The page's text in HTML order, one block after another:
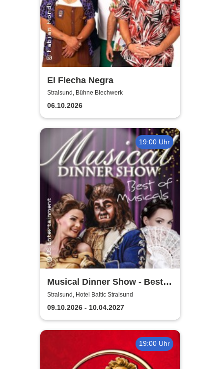
El Flecha Negra
Stralsund, Bühne Blechwerk
06.10.2026
19:00 Uhr
Musical Dinner Show - Best
of Musicals
Stralsund, Hotel Baltic Stralsund
09.10.2026 - 10.04.2027
19:00 Uhr